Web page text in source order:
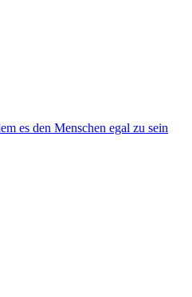
es den Menschen egal zu sein